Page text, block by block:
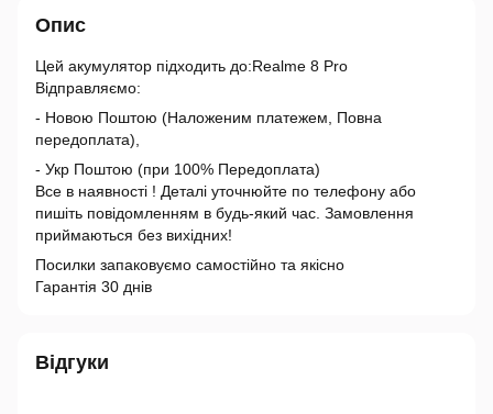
Опис
Цей акумулятор підходить до:Realme 8 Pro
Відправляємо:
- Новою Поштою (Наложеним платежем, Повна
передоплата),
- Укр Поштою (при 100% Передоплата)
Все в наявності ! Деталі уточнюйте по телефону або
пишіть повідомленням в будь-який час. Замовлення
приймаються без вихідних!
Посилки запаковуємо самостійно та якісно
Гарантія 30 днів
Відгуки